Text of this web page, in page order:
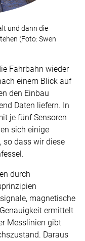
und dann die
(Foto: Swen
Fahrbahn wieder
einem Blick auf
den Einbau
Daten liefern. In
je fünf Sensoren
sich einige
so dass wir diese
durch
magnetische
ermittelt
Messlinien gibt
Daraus